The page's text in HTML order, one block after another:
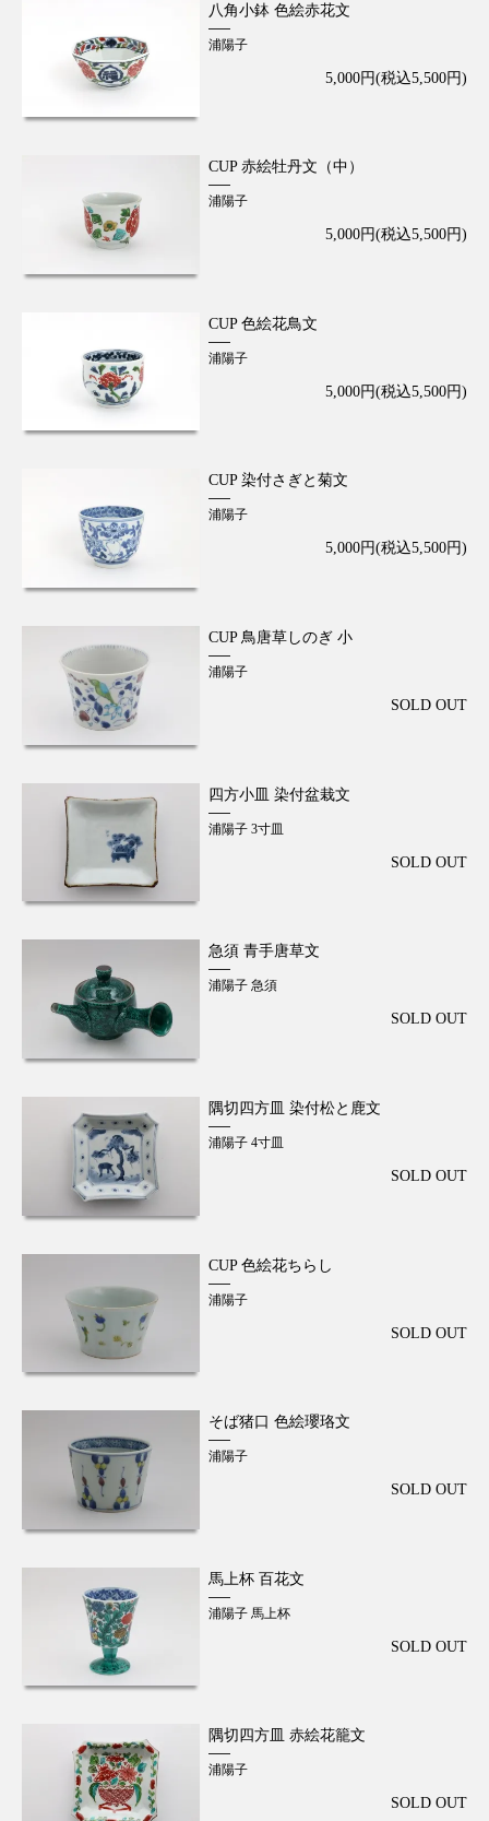
八角小鉢 色絵赤花文
浦陽子
5,000円(税込5,500円)
CUP 赤絵牡丹文（中）
浦陽子
5,000円(税込5,500円)
CUP 色絵花鳥文
浦陽子
5,000円(税込5,500円)
CUP 染付さぎと菊文
浦陽子
5,000円(税込5,500円)
CUP 鳥唐草しのぎ 小
浦陽子
SOLD OUT
四方小皿 染付盆栽文
浦陽子 3寸皿
SOLD OUT
急須 青手唐草文
浦陽子 急須
SOLD OUT
隅切四方皿 染付松と鹿文
浦陽子 4寸皿
SOLD OUT
CUP 色絵花ちらし
浦陽子
SOLD OUT
そば猪口 色絵瓔珞文
浦陽子
SOLD OUT
馬上杯 百花文
浦陽子 馬上杯
SOLD OUT
隅切四方皿 赤絵花籠文
浦陽子
SOLD OUT